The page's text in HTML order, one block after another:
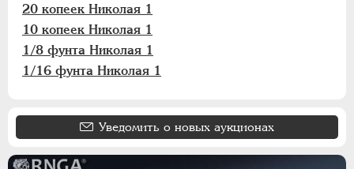
20 копеек Николая 1
10 копеек Николая 1
1/8 фунта Николая 1
1/16 фунта Николая 1
Уведомить о новых аукционах